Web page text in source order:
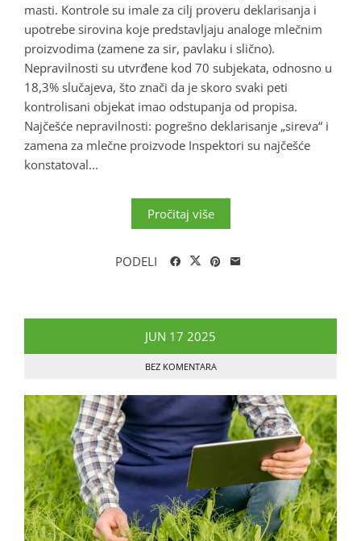
masti. Kontrole su imale za cilj proveru deklarisanja i
upotrebe sirovina koje predstavljaju analoge mlečnim
proizvodima (zamene za sir, pavlaku i slično).
Nepravilnosti su utvrđene kod 70 subjekata, odnosno u
18,3% slučajeva, što znači da je skoro svaki peti
kontrolisani objekat imao odstupanja od propisa.
Najčešće nepravilnosti: pogrešno deklarisanje „sireva“ i
zamena za mlečne proizvode Inspektori su najčešće
konstatoval...
Pročitaj više
PODELI
JUN 17 2025
BEZ KOMENTARA